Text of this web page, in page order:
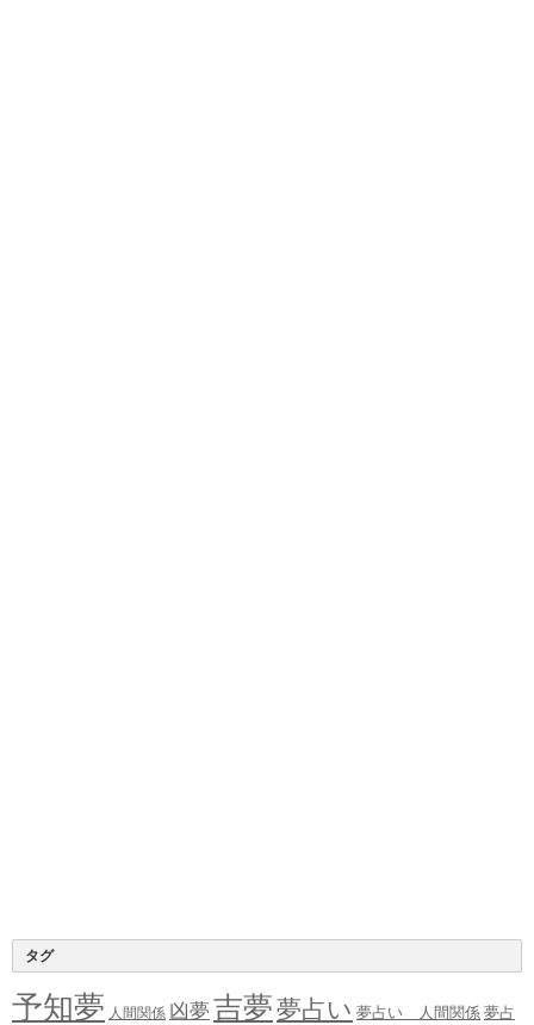
タグ
予知夢 人間関係 凶夢 吉夢夢占い 夢占い 人間関係 夢占